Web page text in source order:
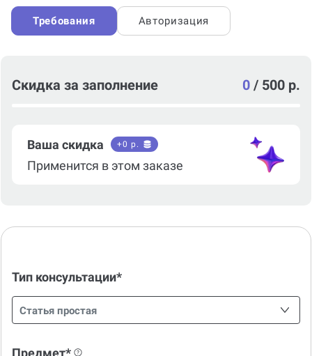
Требования Авторизация
Скидка за заполнение 0 / 500 р.
Ваша скидка +0 р.
Применится в этом заказе
Тип консультации*
Статья простая
Предмет*